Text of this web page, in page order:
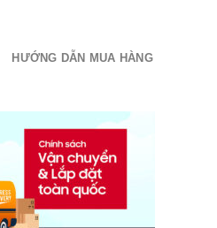
HƯỚNG DẪN MUA HÀNG